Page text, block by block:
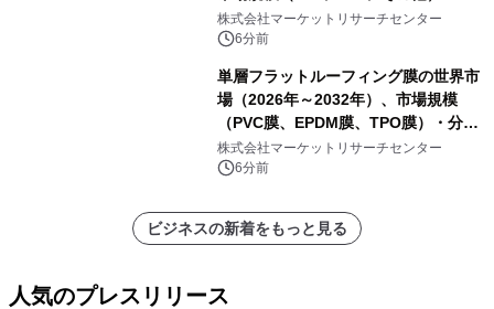
析レポートを発表
株式会社マーケットリサーチセンター
6分前
単層フラットルーフィング膜の世界市
場（2026年～2032年）、市場規模
（PVC膜、EPDM膜、TPO膜）・分析
レポートを発表
株式会社マーケットリサーチセンター
6分前
ビジネスの新着をもっと見る
人気のプレスリリース